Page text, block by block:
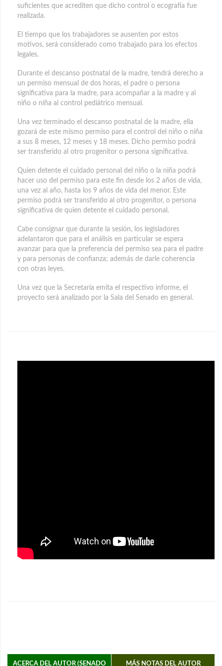
suficientes que acrediten que dicho control o ecografía fue
realizada.
El tiempo que los trabajadores se ausenten por estos
motivos, será considerado como trabajado para los efectos
legales.
Durante el descanso postnatal de la madre, tendrá derecho a
un permiso mensual de dos horas, el padre o persona
significativa para la madre, para acompañar a la madre y al
niño o niña al control pediátrico mensual.
Una vez terminado el descanso postnatal de la madre, ella
gozará de este mismo permiso para el control del niño o niña
a sus 8 meses, 12 meses y 18 meses. Dicho permiso podrá
ser transferido al otro progenitor o persona significativa.
Quien detente el cuidado personal del niño o la niña podrá
hacer uso del permiso para este fin desde los 2 años de vida,
una vez al año, hasta los 9 años de vida del menor. Este
permiso podrá ser transferido al otro progenitor, o persona
significativa de quien detente el cuidado personal.
Cabe consignar que durante la sesión, los legisladores
adelantaron que para el análisis en particular se espera
avanzar para que la preferencia del permiso sea para el padre
y para personas de confianza; además de darle coherencia
con otras leyes.
Una vez que la Secretaría emita el respectivo informe, el
proyecto será analizado por la Sala del Senado en general.
ACERCA DEL AUTOR (SENADO MÁS NOTAS DEL AUTOR